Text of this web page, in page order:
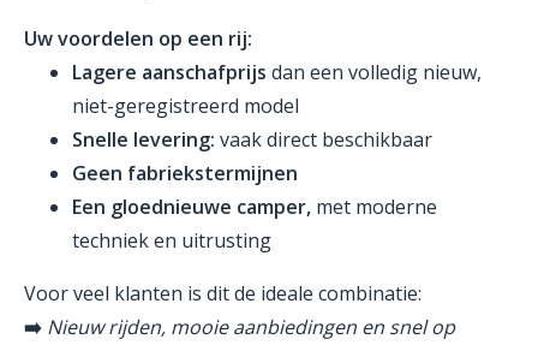
Uw voordelen op een rij:
Lagere aanschafprijs dan een volledig nieuw,
niet-geregistreerd model
Snelle levering: vaak direct beschikbaar
Geen fabriekstermijnen
Een gloednieuwe camper, met moderne
techniek en uitrusting
Voor veel klanten is dit de ideale combinatie:
➡️ Nieuw rijden, mooie aanbiedingen en snel op